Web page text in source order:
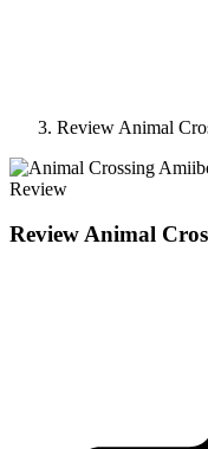
Review Animal
Review
Review Animal